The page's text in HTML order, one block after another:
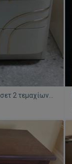
2 τεμαχίων,